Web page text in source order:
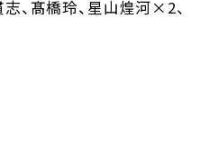
、髙橋玲、星山煌河×2、